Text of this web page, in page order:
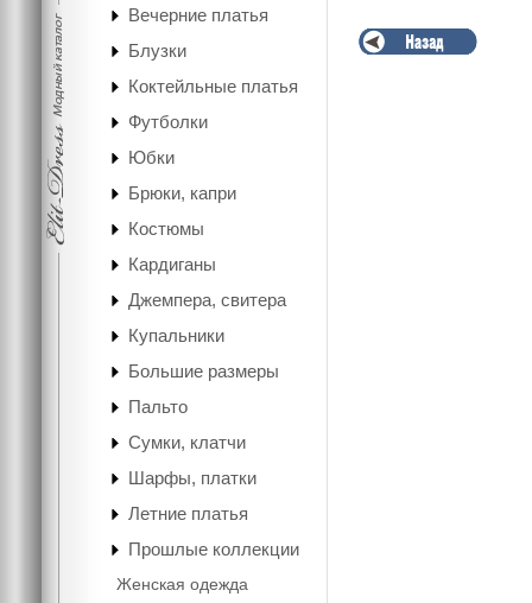
Вечерние платья
Блузки
Коктейльные платья
Футболки
Юбки
Брюки, капри
Костюмы
Кардиганы
Джемпера, свитера
Купальники
Большие размеры
Пальто
Сумки, клатчи
Шарфы, платки
Летние платья
Прошлые коллекции
Женская одежда